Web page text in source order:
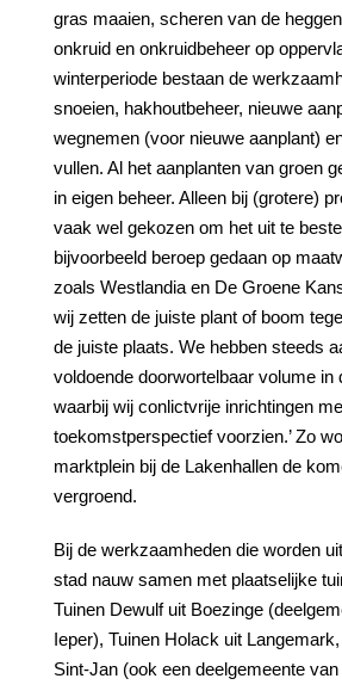
gras maaien, scheren van de
onkruid en onkruidbeheer op
winterperiode bestaan de
snoeien, hakhoutbeheer, nieuwe
wegnemen (voor nieuwe aanplant)
vullen. Al het aanplanten van groen
in eigen beheer. Alleen bij (grotere)
vaak wel gekozen om het uit te
bijvoorbeeld beroep gedaan op
zoals Westlandia en De Groene
wij zetten de juiste plant of boom
de juiste plaats. We hebben steeds
voldoende doorwortelbaar volume in
waarbij wij conlictvrije inrichtingen
toekomstperspectief voorzien.’ Zo
marktplein bij de Lakenhallen de
vergroend.
Bij de werkzaamheden die worden
stad nauw samen met plaatselijke
Tuinen Dewulf uit Boezinge
Ieper), Tuinen Holack uit
Sint-Jan (ook een deelgemeente